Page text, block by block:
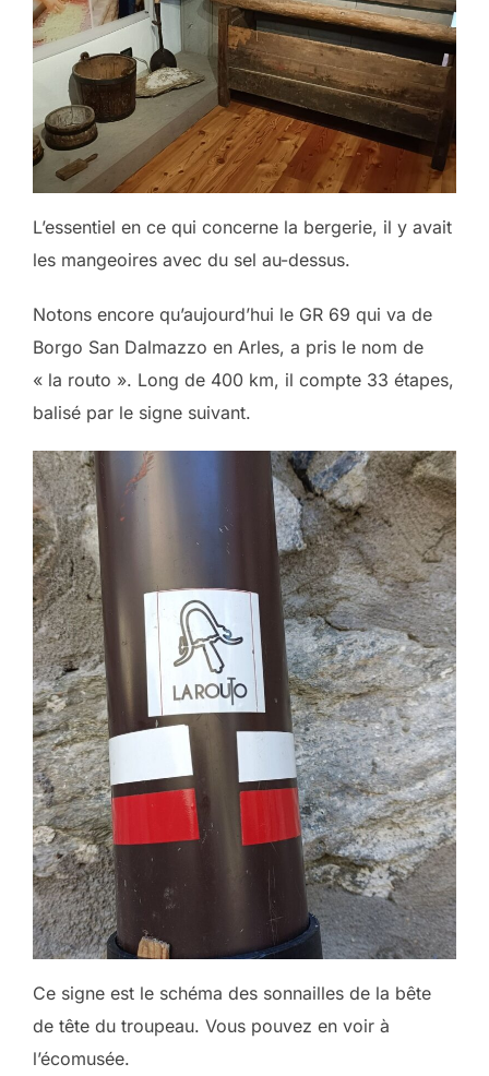
L’essentiel en ce qui concerne la bergerie, il y avait
les mangeoires avec du sel au-dessus.
Notons encore qu’aujourd’hui le GR 69 qui va de
Borgo San Dalmazzo en Arles, a pris le nom de
« la routo ». Long de 400 km, il compte 33 étapes,
balisé par le signe suivant.
Ce signe est le schéma des sonnailles de la bête
de tête du troupeau. Vous pouvez en voir à
l’écomusée.